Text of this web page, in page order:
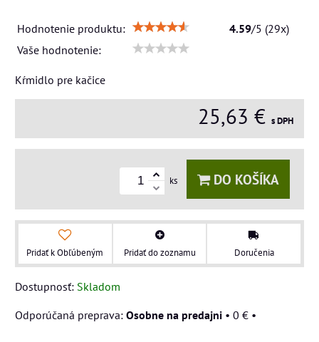
Hodnotenie produktu: 4.59/5 (29x)
Vaše hodnotenie:
Kŕmidlo pre kačice
25,63 € s DPH
ks DO KOŠÍKA
Pridať k Obľúbeným Pridať do zoznamu Doručenia
Dostupnosť: Skladom
Osobne na predajni • 0 € •